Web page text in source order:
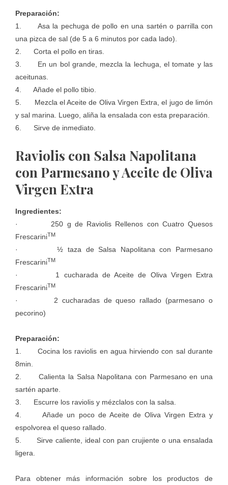
Preparación:
1. Asa la pechuga de pollo en una sartén o parrilla con
una pizca de sal (de 5 a 6 minutos por cada lado).
2. Corta el pollo en tiras.
3. En un bol grande, mezcla la lechuga, el tomate y las
aceitunas.
4. Añade el pollo tibio.
5. Mezcla el Aceite de Oliva Virgen Extra, el jugo de limón
y sal marina. Luego, aliña la ensalada con esta preparación.
6. Sirve de inmediato.
Raviolis con Salsa Napolitana
con Parmesano y Aceite de Oliva
Virgen Extra
Ingredientes:
· 250 g de Raviolis Rellenos con Cuatro Quesos
FrescariniTM
· ½ taza de Salsa Napolitana con Parmesano
FrescariniTM
· 1 cucharada de Aceite de Oliva Virgen Extra
FrescariniTM
· 2 cucharadas de queso rallado (parmesano o
pecorino)
Preparación:
1. Cocina los raviolis en agua hirviendo con sal durante
8min.
2. Calienta la Salsa Napolitana con Parmesano en una
sartén aparte.
3. Escurre los raviolis y mézclalos con la salsa.
4. Añade un poco de Aceite de Oliva Virgen Extra y
espolvorea el queso rallado.
5. Sirve caliente, ideal con pan crujiente o una ensalada
ligera.
Para obtener más información sobre los productos de